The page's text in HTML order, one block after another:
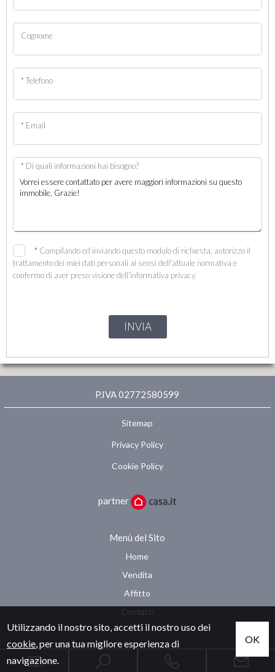
Cognome
* Telefono
* Email
* Di quali informazioni hai bisogno?
* Compilando ed inviando questo modulo di richiesta, autorizzo il
trattamento dei miei dati personali ai sensi dell'attuale normativa e
confermo di aver preso visione dell'informativa privacy.
INVIA
P.IVA 02772580599
Sitemap
Privacy Policy
Cookie Policy
partner
Menù del Sito
Home
Vendita
Affitto
Contatti
Utilizzando il nostro sito, accetti il nostro uso dei
cookie, per una tua migliore esperienza di
navigazione.
OK